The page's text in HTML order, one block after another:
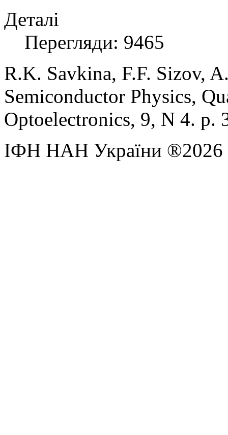
Деталі
Перегляди: 9465
R.K. Savkina, F.F. Sizov,
Semiconductor Physics,
Optoelectronics, 9, N 4. p.
ІФН НАН України ®2026